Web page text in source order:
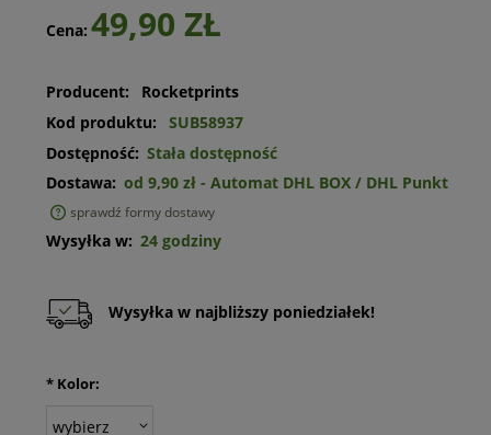
Cena: 49,90 ZŁ
Producent:
Rocketprints
Kod produktu:
SUB58937
Dostępność: Stała dostępność
Dostawa: od 9,90 zł - Automat DHL BOX / DHL Punkt
sprawdź formy dostawy
Wysyłka w: 24 godziny
Wysyłka w najbliższy poniedziałek!
*Kolor: